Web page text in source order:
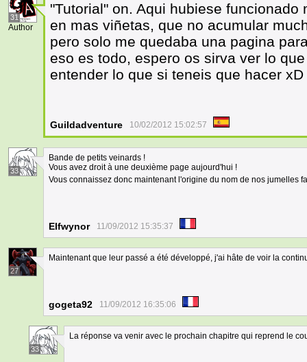
31
Author
"Tutorial" on. Aqui hubiese
en mas viñetas, que no acumular
pero solo me quedaba una pagina
eso es todo, espero os sirva ver lo
entender lo que si teneis que hacer xD
Guildadventure 10/02/2012 15:02:57
33
Bande de petits veinards !
Vous avez droit à une deuxième page aujourd'hui !
Vous connaissez donc maintenant l'origine du nom de nos jumelles
Elfwynor 11/09/2012 15:35:37
27
Maintenant que leur passé a été développé, j'ai hâte de voir la
gogeta92 11/09/2012 16:35:06
33
La réponse va venir avec le prochain chapitre qui reprend le